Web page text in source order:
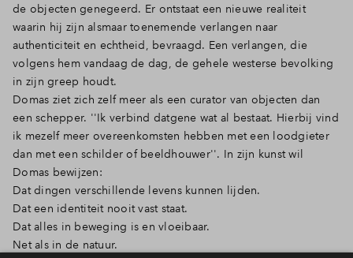
de objecten genegeerd. Er ontstaat een nieuwe realiteit
waarin hij zijn alsmaar toenemende verlangen naar
authenticiteit en echtheid, bevraagd. Een verlangen, die
volgens hem vandaag de dag, de gehele westerse bevolking
in zijn greep houdt.
Domas ziet zich zelf meer als een curator van objecten dan
een schepper. ''Ik verbind datgene wat al bestaat. Hierbij vind
ik mezelf meer overeenkomsten hebben met een loodgieter
dan met een schilder of beeldhouwer''. In zijn kunst wil
Domas bewijzen:
Dat dingen verschillende levens kunnen lijden.
Dat een identiteit nooit vast staat.
Dat alles in beweging is en vloeibaar.
Net als in de natuur.